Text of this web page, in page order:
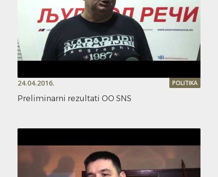
24.04.2016. POLITIKA
Preliminarni rezultati OO SNS